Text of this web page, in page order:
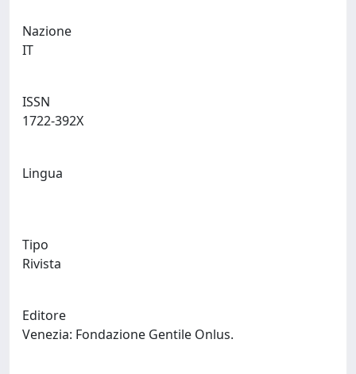
Nazione
ISSN
Lingua
Tipo
Rivista
Editore